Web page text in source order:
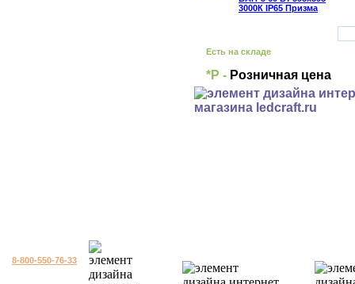
Есть на складе
*Р - Розничная цена
8-800-550-76-33